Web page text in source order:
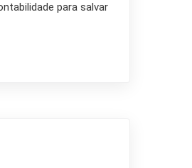
para salvar